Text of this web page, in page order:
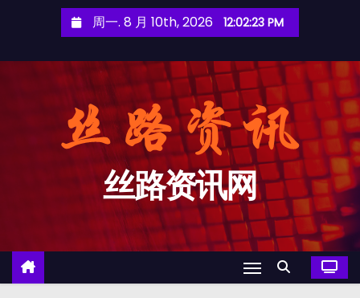
周一. 8 月 10th, 2026 12:02:24 PM
丝路资讯网